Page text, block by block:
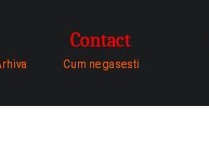
Contact
Cum ne gasesti